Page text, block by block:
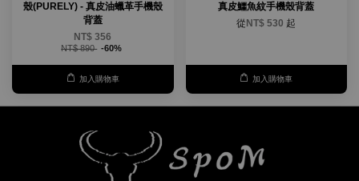
殼(PURELY) - 真皮油蠟革手機殼
背蓋
NT$ 356
NT$ 890 -60%
加入購物車
真皮鱷魚紋手機殼背蓋
從 NT$ 530 起
加入購物車